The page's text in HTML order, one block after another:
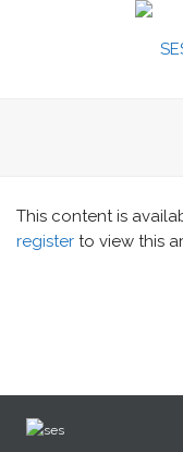
This content is
register to view this